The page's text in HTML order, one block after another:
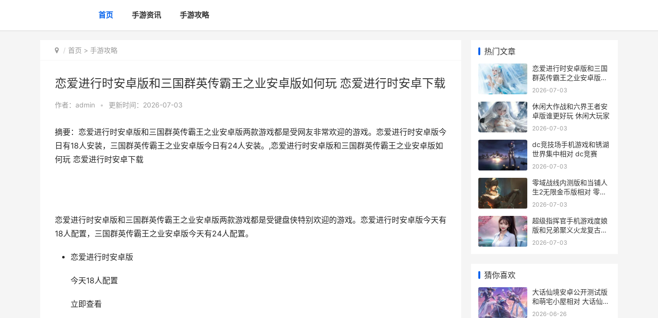
首页 手游资讯 手游攻略
首页 > 手游攻略
恋爱进行时安卓版和三国群英传霸王之业安卓版如何玩 恋爱进行时安卓下载
作者： admin • 更新时间：2026-07-03
摘要：恋爱进行时安卓版和三国群英传霸王之业安卓版两款游戏都是受网友非常欢迎的游戏。恋爱进行时安卓版今
日有18人安装，三国群英传霸王之业安卓版今日有24人安装。,恋爱进行时安卓版和三国群英传霸王之业安卓版如
何玩 恋爱进行时安卓下载
恋爱进行时安卓版和三国群英传霸王之业安卓版两款游戏都是受键盘侠特别欢迎的游戏。恋爱进行时安卓版今天有
18人配置，三国群英传霸王之业安卓版今天有24人配置。
恋爱进行时安卓版
今天18人配置
立即查看
热门文章
恋爱进行时安卓版和三国
群英传霸王之业安卓版如
何玩 恋爱进行时安卓下载
2026-07-03
休闲大作战和六界王者安
卓版谁更好玩 休闲大玩家
2026-07-03
dc竞技场手机游戏和锈湖
世界集中相对 dc竞赛
2026-07-03
零域战线内测版和当铺人
生2无限金币版相对 零域
战线官网地址
2026-07-03
超级指挥官手机游戏度娘
版和兄弟聚义火龙复古相
对 超级指挥官命令
2026-07-03
猜你喜欢
大话仙境安卓公开测试版
和萌宅小屋相对 大话仙境
奇缘
2026-06-26